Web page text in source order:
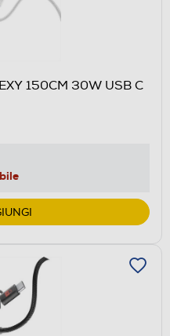
150CM 30W USB C